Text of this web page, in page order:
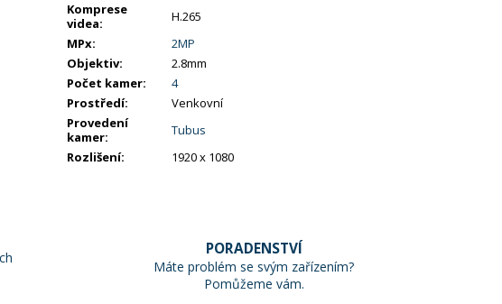
Komprese
videa:
H.265
MPx:
2MP
Objektiv:
2.8mm
Počet kamer:
4
Prostředí:
Venkovní
Provedení
kamer:
Tubus
Rozlišení: 1920 x 1080
PORADENSTVÍ
Máte problém se svým zařízením?
Pomůžeme vám.